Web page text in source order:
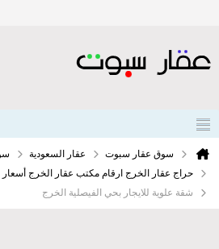
سوق عقار سبوت عقار السعودية
حراج عقار الخرج ارقام مكتب عقار الخرج أسعار
شقة علوية للايجار بحي الفيصلية الخرج